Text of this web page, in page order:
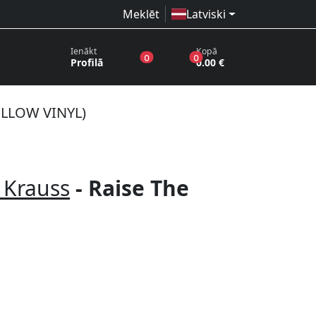
Meklēt Latviski
Ienākt
Profilā 0produkti vēlmju sarakstā
0produkti grozā
Kopā
0.00 €
VINYL)
- Raise The